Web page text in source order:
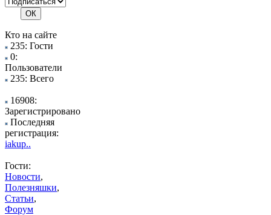
Кто на сайте
235: Гости
0:
Пользователи
235: Всего
16908:
Зарегистрировано
Последняя
регистрация:
iakup..
Гости:
Новости,
Полезняшки,
Статьи,
Форум